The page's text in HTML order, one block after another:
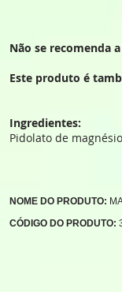
Não se recomenda
Este produto é
Ingredientes:
Pidolato de
NOME DO PRODUTO:
CÓDIGO DO PRODUTO: